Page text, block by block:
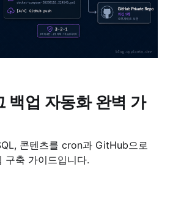
백업 자동화 완벽 가
콘텐츠를 cron과 GitHub으로
구축 가이드입니다.